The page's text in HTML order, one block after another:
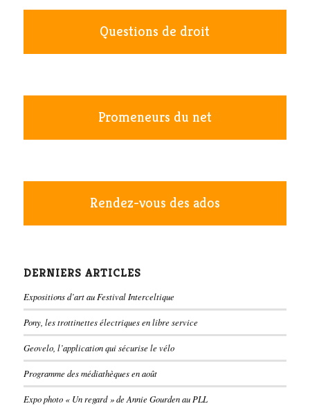
Questions de droit
Promeneurs du net
Rendez-vous des ados
DERNIERS ARTICLES
Expositions d’art au Festival Interceltique
Pony, les trottinettes électriques en libre service
Geovelo, l’application qui sécurise le vélo
Programme des médiathèques en août
Expo photo « Un regard » de Annie Gourden au PLL